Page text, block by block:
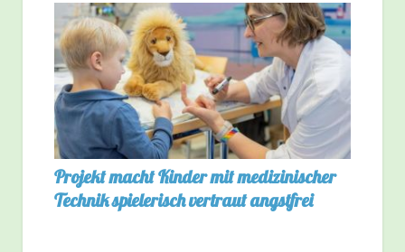
Projekt macht Kinder mit medizinischer
Technik spielerisch vertraut angstfrei